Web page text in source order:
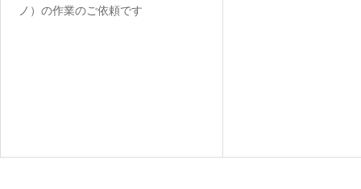
ノ）の作業のご依頼です